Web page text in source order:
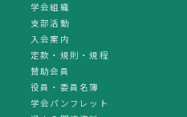
学会組織
支部活動
入会案内
定款・規則・規程
賛助会員
役員・委員名簿
学会パンフレット